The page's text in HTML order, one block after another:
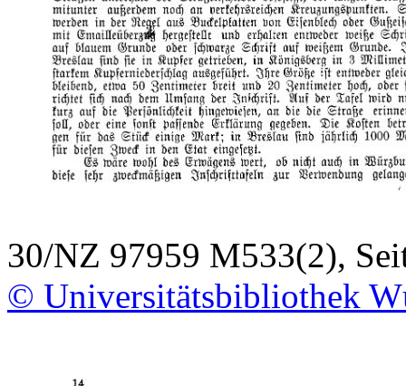
30/NZ 97959 M533(2),
© Universitätsbibliothek